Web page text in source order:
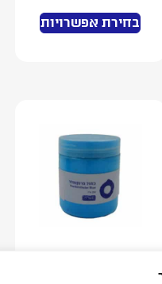
בחירת אפשרויות